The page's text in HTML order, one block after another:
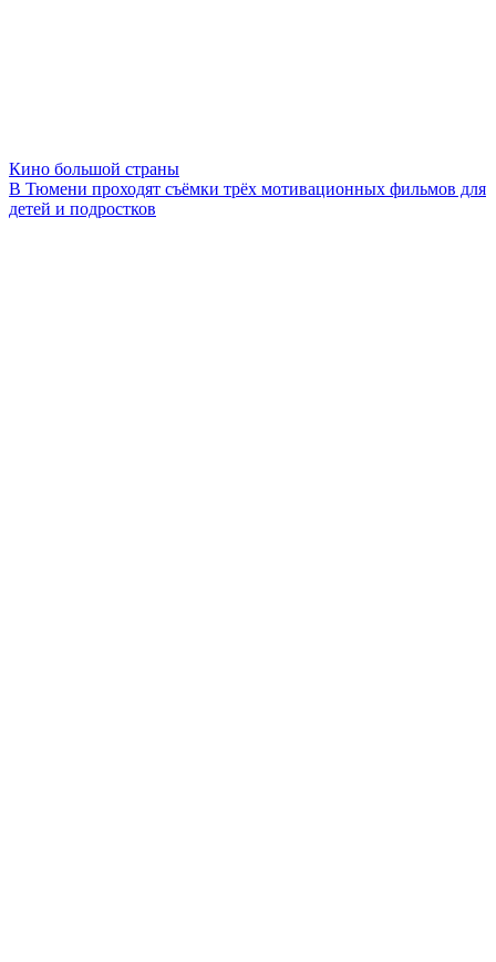
Кино большой страны
В Тюмени проходят съёмки трёх мотивационных фильмов для
детей и подростков